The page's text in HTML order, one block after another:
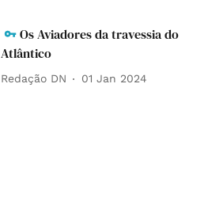
Os Aviadores da travessia do
Atlântico
Redação DN 01 Jan 2024